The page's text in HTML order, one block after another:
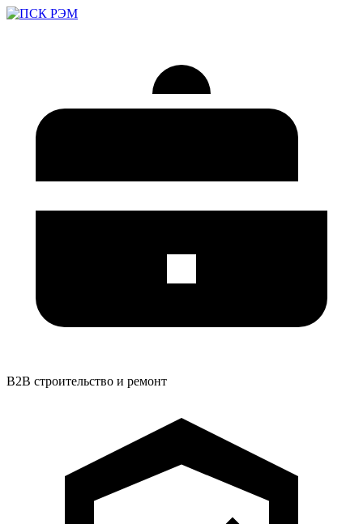
B2B строительство и ремонт